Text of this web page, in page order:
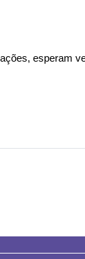
esperam